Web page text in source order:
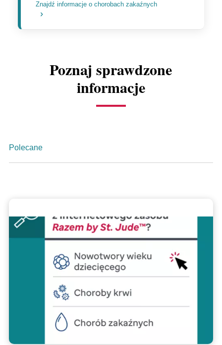
Znajdź informacje o chorobach zakaźnych
Poznaj sprawdzone
informacje
Polecane